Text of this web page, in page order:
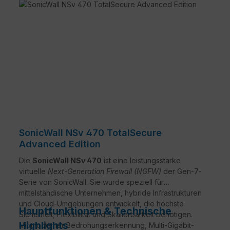
SonicWall NSv 470 TotalSecure
Advanced Edition
Die SonicWall NSv 470 ist eine leistungsstarke
virtuelle Next-Generation Firewall (NGFW) der Gen-7-
Serie von SonicWall. Sie wurde speziell für
mittelständische Unternehmen, hybride Infrastrukturen
und Cloud-Umgebungen entwickelt, die höchste
Sicherheit, Flexibilität und Skalierbarkeit benötigen.
Mit moderner Bedrohungserkennung, Multi-Gigabit-
Hauptfunktionen & Technische
Highlights